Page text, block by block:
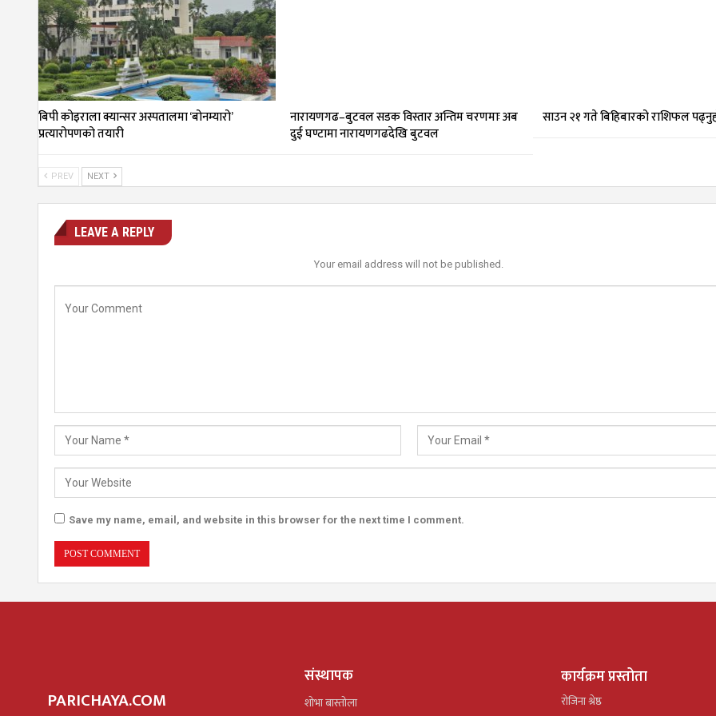
बिपी कोइराला क्यान्सर अस्पतालमा ‘बोनम्यारो’
प्रत्यारोपणको तयारी
नारायणगढ–बुटवल सडक विस्तार अन्तिम चरणमाः अब
दुई घण्टामा नारायणगढदेखि बुटवल
साउन २१ गते बिहिबारको राशिफल
PREV NEXT
LEAVE A REPLY
Your email address will not be published.
Save my name, email, and website in this browser for the next time I comment.
PARICHAYA.COM
संस्थापक
शोभा बास्तोला
कार्यक्रम प्रस्तोता
रोजिना श्रेष्ठ